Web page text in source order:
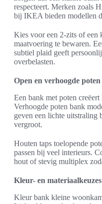
respecteert. Merken zoals
bij IKEA bieden modellen
Kies voor een 2-zits of een
maatvoering te bewaren.
subtiel plaid geeft
overbelasten.
Open en verhoogde poten
Een bank met poten
Verhoogde poten bank
geven een lichte uitstraling
vergroot.
Houten taps toelopende
passen bij veel interieurs.
hout of stevig multiplex
Kleur- en materiaalkeuzes
Kleur bank kleine